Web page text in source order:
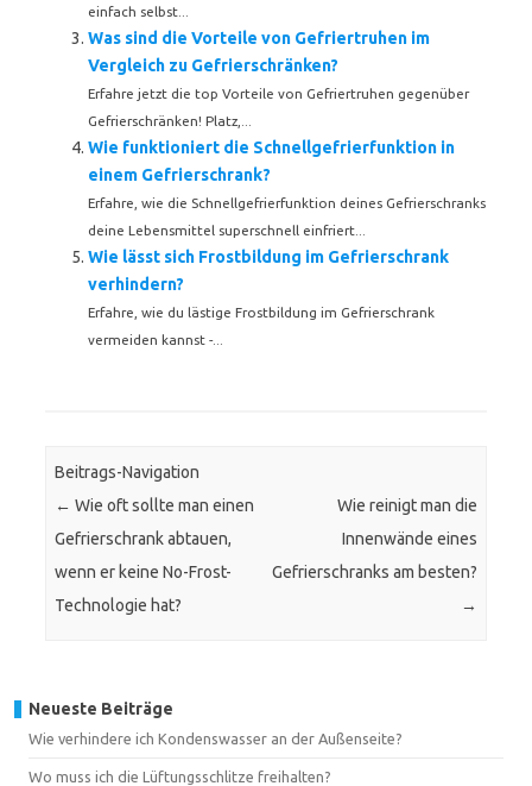
einfach selbst...
Was sind die Vorteile von Gefriertruhen im
Vergleich zu Gefrierschränken?
Erfahre jetzt die top Vorteile von Gefriertruhen gegenüber
Gefrierschränken! Platz,...
Wie funktioniert die Schnellgefrierfunktion in
einem Gefrierschrank?
Erfahre, wie die Schnellgefrierfunktion deines Gefrierschranks
deine Lebensmittel superschnell einfriert...
Wie lässt sich Frostbildung im Gefrierschrank
verhindern?
Erfahre, wie du lästige Frostbildung im Gefrierschrank
vermeiden kannst -...
Beitrags-Navigation
← Wie oft sollte man einen
Gefrierschrank abtauen,
wenn er keine No-Frost-
Technologie hat?
Wie reinigt man die
Innenwände eines
Gefrierschranks am besten?
→
Neueste Beiträge
Wie verhindere ich Kondenswasser an der Außenseite?
Wo muss ich die Lüftungsschlitze freihalten?